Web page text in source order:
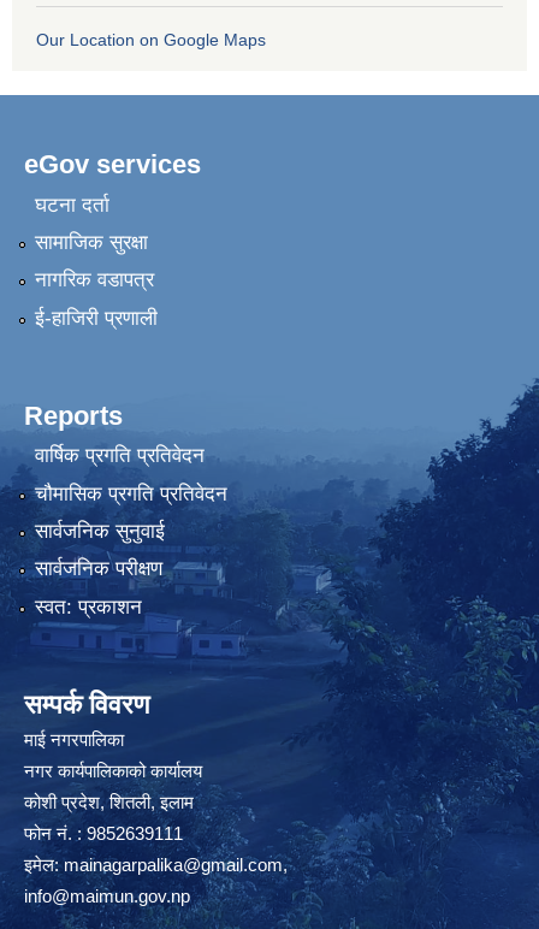
Our Location on Google Maps
eGov services
घटना दर्ता
सामाजिक सुरक्षा
नागरिक वडापत्र
ई-हाजिरी प्रणाली
Reports
वार्षिक प्रगति प्रतिवेदन
चौमासिक प्रगति प्रतिवेदन
सार्वजनिक सुनुवाई
सार्वजनिक परीक्षण
स्वत: प्रकाशन
सम्पर्क विवरण
माई नगरपालिका
नगर कार्यपालिकाको कार्यालय
कोशी प्रदेश, शितली, इलाम
फोन नं. : 9852639111
इमेल:mainagarpalika@gmail.com,
info@maimun.gov.np